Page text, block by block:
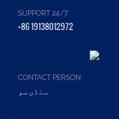
SUPPORT 24/7
+86 19138012972
CONTACT PERSON:
سنڈی سو